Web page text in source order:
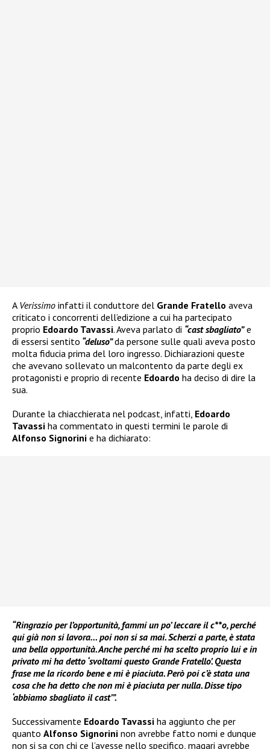
A Verissimo infatti il conduttore del Grande Fratello aveva
criticato i concorrenti dell’edizione a cui ha partecipato
proprio Edoardo Tavassi. Aveva parlato di “cast sbagliato”e
di essersi sentito “deluso”da persone sulle quali aveva posto
molta fiducia prima del loro ingresso. Dichiarazioni queste
che avevano sollevato un malcontento da parte degli ex
protagonisti e proprio di recente Edoardo ha deciso di dire la
sua.
Durante la chiacchierata nel podcast, infatti, Edoardo
Tavassi ha commentato in questi termini le parole di
Alfonso Signorini e ha dichiarato:
“Ringrazio per l’opportunità, fammi un po’ leccare il c**o, perché
qui già non si lavora… poi non si sa mai. Scherzi a parte, è stata
una bella opportunità. Anche perché mi ha scelto proprio lui e in
privato mi ha detto ‘svoltami questo Grande Fratello’. Questa
frase me la ricordo bene e mi è piaciuta. Però poi c’è stata una
cosa che ha detto che non mi è piaciuta per nulla. Disse tipo
‘abbiamo sbagliato il cast’”.
Successivamente Edoardo Tavassi ha aggiunto che per
quanto Alfonso Signorini non avrebbe fatto nomi e dunque
non si sa con chi ce l’avesse nello specifico, magari avrebbe